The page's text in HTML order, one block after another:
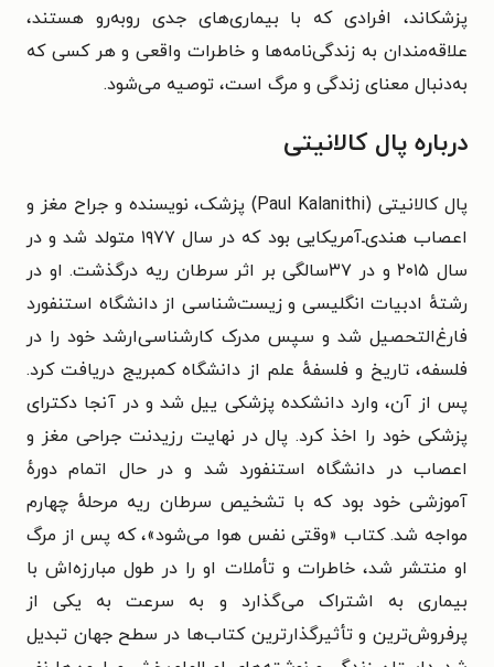
پزشکاند، افرادی که با بیماری‌های جدی روبه‌رو هستند،
علاقه‌مندان به زندگی‌نامه‌ها و خاطرات واقعی و هر کسی که
به‌دنبال معنای زندگی و مرگ است، توصیه می‌شود.
درباره پال کالانیتی
پال کالانیتی (Paul Kalanithi) پزشک، نویسنده و جراح مغز و
اعصاب هندی‌ـ‌آمریکایی بود که در سال ۱۹۷۷ متولد شد و در
سال ۲۰۱۵ و در ۳۷سالگی بر اثر سرطان ریه درگذشت. او در
رشتهٔ ادبیات انگلیسی و زیست‌شناسی از دانشگاه استنفورد
فارغ‌التحصیل شد و سپس مدرک کارشناسی‌ارشد خود را در
فلسفه، تاریخ و فلسفهٔ علم از دانشگاه کمبریج دریافت کرد.
پس از آن، وارد دانشکده پزشکی ییل شد و در آنجا دکترای
پزشکی خود را اخذ کرد. پال در نهایت رزیدنت جراحی مغز و
اعصاب در دانشگاه استنفورد شد و در حال اتمام دورهٔ
آموزشی خود بود که با تشخیص سرطان ریه مرحلهٔ چهارم
مواجه شد. کتاب «وقتی نفس هوا می‌شود»، که پس از مرگ
او منتشر شد، خاطرات و تأملات او را در طول مبارزه‌اش با
بیماری به اشتراک می‌گذارد و به سرعت به یکی از
پرفروش‌ترین و تأثیرگذارترین کتاب‌ها در سطح جهان تبدیل